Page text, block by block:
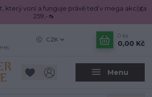
který voní a funguje právě teď v mega akci za
259,-🦟
Menu
CZK
0 ks
0,00 Kč